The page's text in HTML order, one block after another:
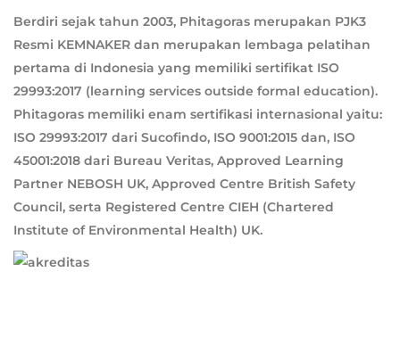
Berdiri sejak tahun 2003, Phitagoras merupakan PJK3
Resmi KEMNAKER dan merupakan lembaga pelatihan
pertama di Indonesia yang memiliki sertifikat ISO
29993:2017 (learning services outside formal education).
Phitagoras memiliki enam sertifikasi internasional yaitu:
ISO 29993:2017 dari Sucofindo, ISO 9001:2015 dan, ISO
45001:2018 dari Bureau Veritas, Approved Learning
Partner NEBOSH UK, Approved Centre British Safety
Council, serta Registered Centre CIEH (Chartered
Institute of Environmental Health) UK.